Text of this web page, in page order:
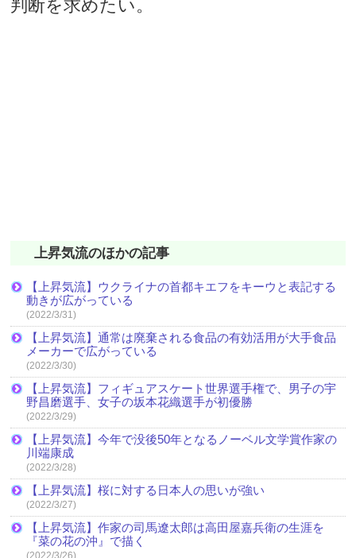
判断を求めたい。
上昇気流のほかの記事
【上昇気流】ウクライナの首都キエフをキーウと表記する
動きが広がっている
(2022/3/31)
【上昇気流】通常は廃棄される食品の有効活用が大手食品
メーカーで広がっている
(2022/3/30)
【上昇気流】フィギュアスケート世界選手権で、男子の宇
野昌磨選手、女子の坂本花織選手が初優勝
(2022/3/29)
【上昇気流】今年で没後50年となるノーベル文学賞作家の
川端康成
(2022/3/28)
【上昇気流】桜に対する日本人の思いが強い
(2022/3/27)
【上昇気流】作家の司馬遼太郎は高田屋嘉兵衛の生涯を
『菜の花の沖』で描く
(2022/3/26)